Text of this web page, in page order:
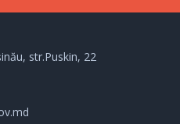
str.Puskin, 22